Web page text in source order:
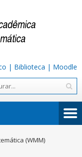
| Biblioteca | Moodle
(WMM)